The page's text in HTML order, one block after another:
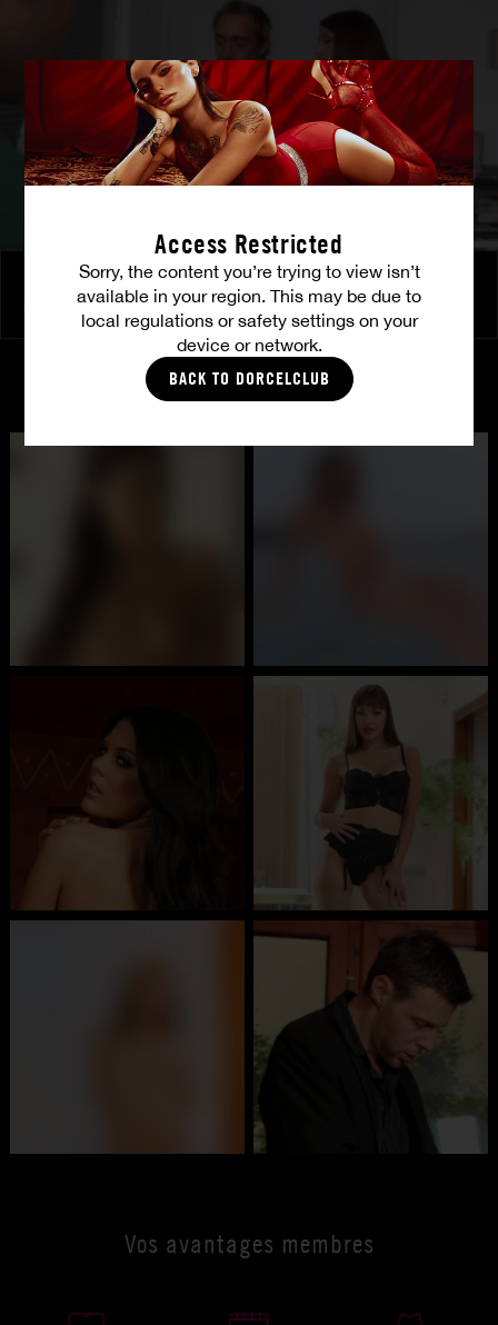
Access Restricted
Sorry, the content you’re trying to view isn’t
available in your region. This may be due to
local regulations or safety settings on your
device or network.
BACK TO DORCELCLUB
MIA VENDOME
CASTING
Vos avantages membres